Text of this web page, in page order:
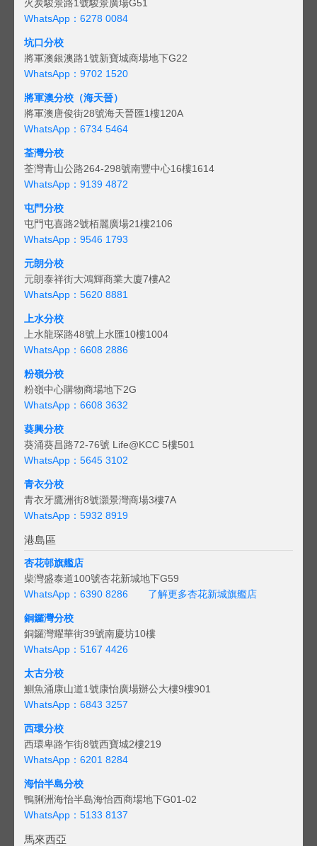
火炭駿景路1號駿景廣場G51
WhatsApp：6278 0084
坑口分校
將軍澳銀澳路1號新寶城商場地下G22
WhatsApp：9702 1520
將軍澳分校（海天晉）
將軍澳唐俊街28號海天晉匯1樓120A
WhatsApp：6734 5464
荃灣分校
荃灣青山公路264-298號南豐中心16樓1614
WhatsApp：9139 4872
屯門分校
屯門屯喜路2號栢麗廣場21樓2106
WhatsApp：9546 1793
元朗分校
元朗泰祥街大鴻輝商業大廈7樓A2
WhatsApp：5620 8881
上水分校
上水龍琛路48號上水匯10樓1004
WhatsApp：6608 2886
粉嶺分校
粉嶺中心購物商場地下2G
WhatsApp：6608 3632
葵興分校
葵涌葵昌路72-76號 Life@KCC 5樓501
WhatsApp：5645 3102
青衣分校
青衣牙鷹洲街8號灝景灣商場3樓7A
WhatsApp：5932 8919
港島區
杏花邨旗艦店
柴灣盛泰道100號杏花新城地下G59
WhatsApp：6390 8286
了解更多杏花新城旗艦店
銅鑼灣分校
銅鑼灣耀華街39號南慶坊10樓
WhatsApp：5167 4426
太古分校
鰂魚涌康山道1號康怡廣場辦公大樓9樓901
WhatsApp：6843 3257
西環分校
西環卑路乍街8號西寶城2樓219
WhatsApp：6201 8284
海怡半島分校
鴨脷洲海怡半島海怡西商場地下G01-02
WhatsApp：5133 8137
馬來西亞